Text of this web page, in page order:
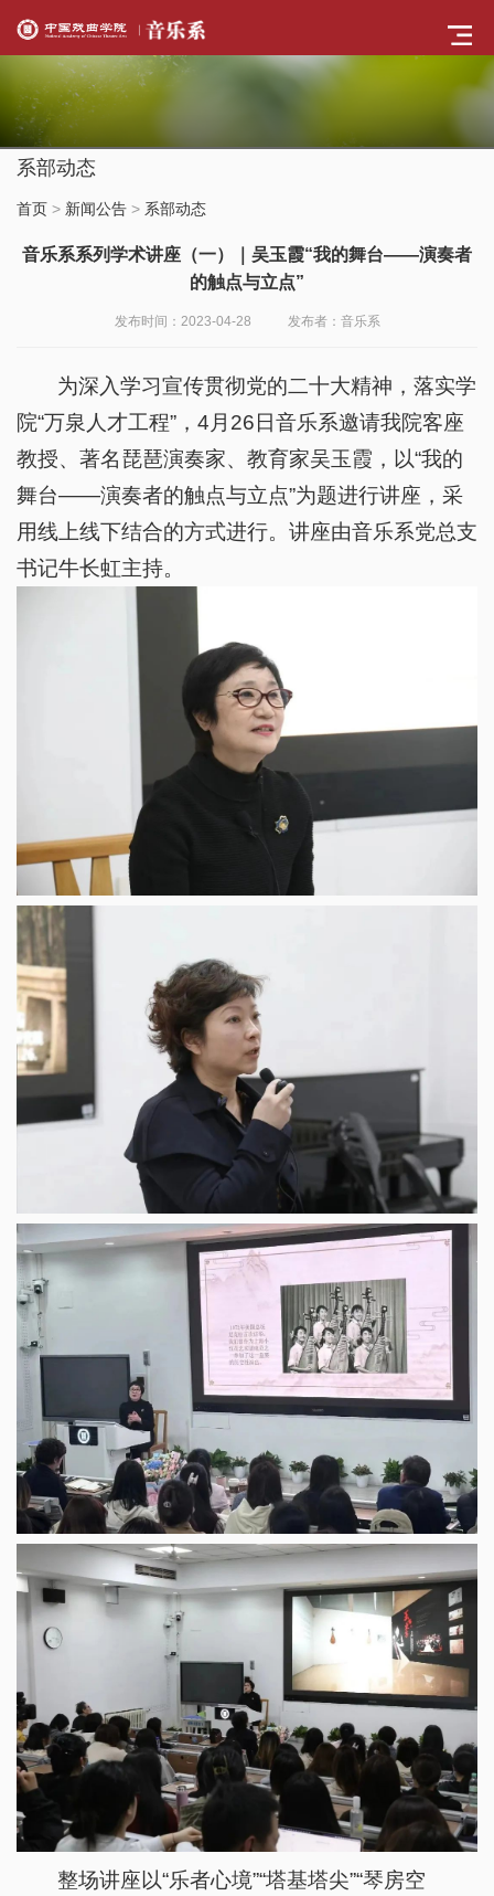
系部动态
首页 > 新闻公告 > 系部动态
音乐系系列学术讲座（一）｜吴玉霞“我的舞台——演奏者
的触点与立点”
发布时间：2023-04-28 发布者：音乐系
为深入学习宣传贯彻党的二十大精神，落实学
院“万泉人才工程”，4月26日音乐系邀请我院客座
教授、著名琵琶演奏家、教育家吴玉霞，以“我的
舞台——演奏者的触点与立点”为题进行讲座，采
用线上线下结合的方式进行。讲座由音乐系党总支
书记牛长虹主持。
整场讲座以“乐者心境”“塔基塔尖”“琴房空